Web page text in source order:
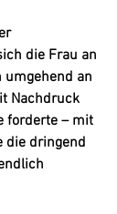
die Frau an
umgehend an
Nachdruck
forderte – mit
die dringend